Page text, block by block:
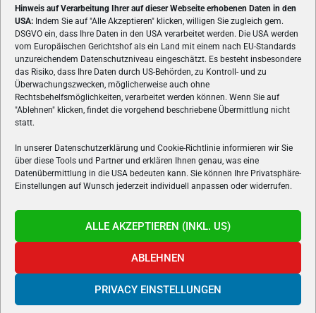
Hinweis auf Verarbeitung Ihrer auf dieser Webseite erhobenen Daten in den
USA: Indem Sie auf "Alle Akzeptieren" klicken, willigen Sie zugleich gem.
DSGVO ein, dass Ihre Daten in den USA verarbeitet werden. Die USA werden
vom Europäischen Gerichtshof als ein Land mit einem nach EU-Standards
unzureichendem Datenschutzniveau eingeschätzt. Es besteht insbesondere
das Risiko, dass Ihre Daten durch US-Behörden, zu Kontroll- und zu
Überwachungszwecken, möglicherweise auch ohne
Rechtsbehelfsmöglichkeiten, verarbeitet werden können. Wenn Sie auf
"Ablehnen" klicken, findet die vorgehend beschriebene Übermittlung nicht
statt.
In unserer Datenschutzerklärung und Cookie-Richtlinie informieren wir Sie
über diese Tools und Partner und erklären Ihnen genau, was eine
Datenübermittlung in die USA bedeuten kann. Sie können Ihre Privatsphäre-
Einstellungen auf Wunsch jederzeit individuell anpassen oder widerrufen.
ALLE AKZEPTIEREN (INKL. US)
ABLEHNEN
PRIVACY EINSTELLUNGEN
ÜBER UNS
VON GAMERN, FÜR GAMER! Gamers.at ist das älteste Online-
Spielemagazin Österreichs und bringt täglich aktuelle News,
Reviews und Videos zu PC- und Konsolenspielen, Gaming-
Hardware und aus der Welt des e-Sport's.
FOLGE UNS